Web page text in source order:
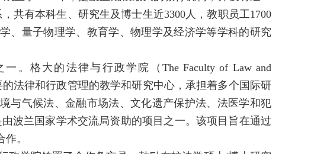
共有本科生、研究生及博士生近3300人，教职员工1700
、量子物理学、教育学、物理学及经济学等学科的研究
。格大的法律与行政学院（The Faculty of Law and
的法律和行政管理的教学和研究中心，承担着多个国际研
与气候法、金融市场法、文化遗产保护法、法医学和犯
由波兰国家学术交流局资助的项目之一。该项目旨在通过
。